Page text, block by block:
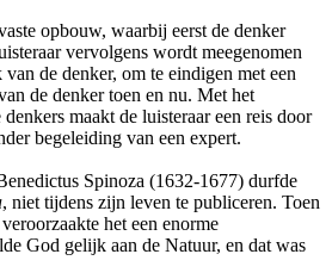
opbouw, waarbij eerst de denker
vervolgens wordt meegenomen
de denker, om te eindigen met een
de denker toen en nu. Met het
maakt de luisteraar een reis door
begeleiding van een expert.
Spinoza (1632-1677) durfde
, niet tijdens zijn leven te publiceren. Toen
het een enorme
God gelijk aan de Natuur, en dat was